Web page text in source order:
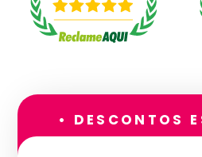
• DESCONTOS